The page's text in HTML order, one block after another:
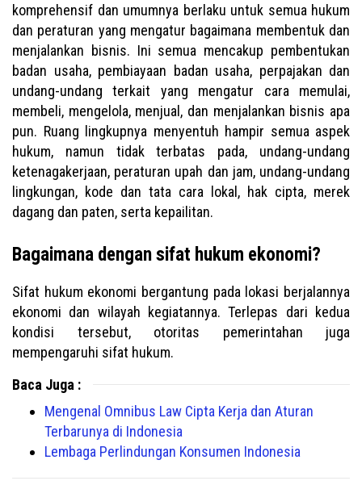
komprehensif dan umumnya berlaku untuk semua hukum
dan peraturan yang mengatur bagaimana membentuk dan
menjalankan bisnis. Ini semua mencakup pembentukan
badan usaha, pembiayaan badan usaha, perpajakan dan
undang-undang terkait yang mengatur cara memulai,
membeli, mengelola, menjual, dan menjalankan bisnis apa
pun. Ruang lingkupnya menyentuh hampir semua aspek
hukum, namun tidak terbatas pada, undang-undang
ketenagakerjaan, peraturan upah dan jam, undang-undang
lingkungan, kode dan tata cara lokal, hak cipta, merek
dagang dan paten, serta kepailitan.
Bagaimana dengan sifat hukum ekonomi?
Sifat hukum ekonomi bergantung pada lokasi berjalannya
ekonomi dan wilayah kegiatannya. Terlepas dari kedua
kondisi tersebut, otoritas pemerintahan juga
mempengaruhi sifat hukum.
Baca Juga :
Mengenal Omnibus Law Cipta Kerja dan Aturan
Terbarunya di Indonesia
Lembaga Perlindungan Konsumen Indonesia